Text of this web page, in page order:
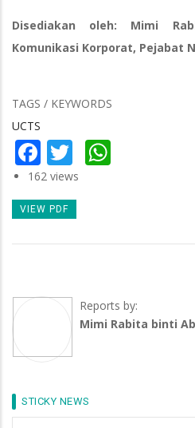
Disediakan oleh: Mimi
Komunikasi Korporat, Pejabat
TAGS / KEYWORDS
UCTS
Facebook
Twitter
162 views
VIEW PDF
Reports by:
Mimi Rabita binti
STICKY NEWS